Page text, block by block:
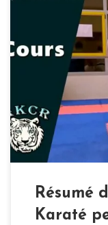
Septembre 2020 :
feu à 20h, il
de journée :
ne le sont pas
disponibles
à s’entrainer.
Résumé
Karaté